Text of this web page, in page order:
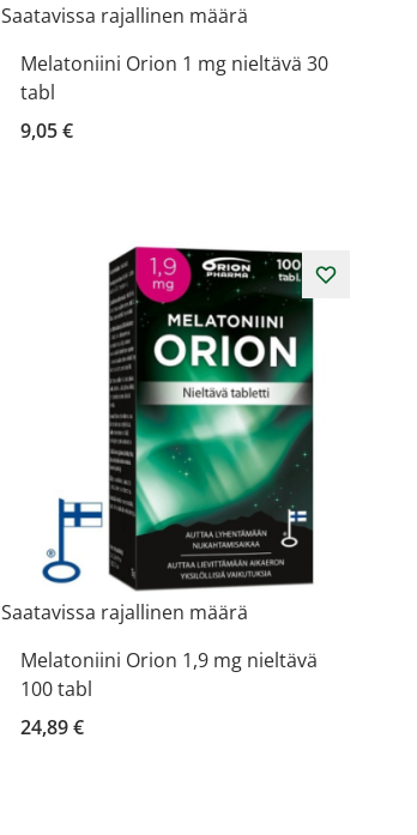
Saatavissa rajallinen määrä
Melatoniini Orion 1 mg nieltävä 30
tabl
9,05 €
Saatavissa rajallinen määrä
Melatoniini Orion 1,9 mg nieltävä
100 tabl
24,89 €